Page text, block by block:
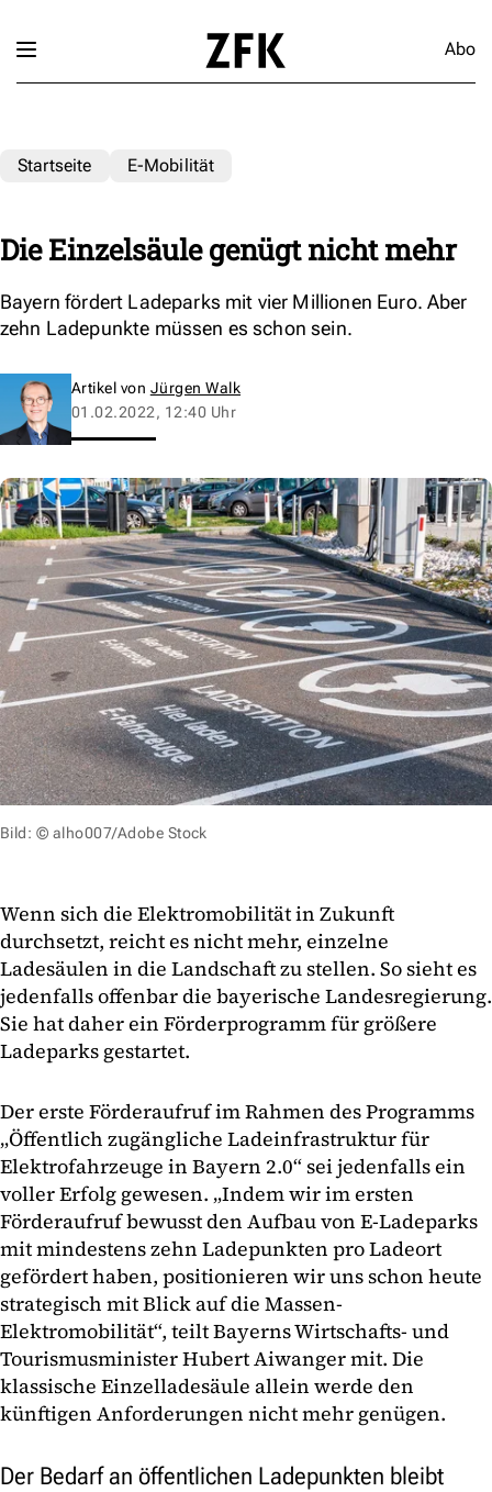
Abo
Startseite E-Mobilität
Die Einzelsäule genügt nicht mehr
Bayern fördert Ladeparks mit vier Millionen Euro. Aber
zehn Ladepunkte müssen es schon sein.
Artikel von Jürgen Walk
01.02.2022, 12:40 Uhr
Bild: © alho007/Adobe Stock
Wenn sich die Elektromobilität in Zukunft
durchsetzt, reicht es nicht mehr, einzelne
Ladesäulen in die Landschaft zu stellen. So sieht es
jedenfalls offenbar die bayerische Landesregierung.
Sie hat daher ein Förderprogramm für größere
Ladeparks gestartet.
Der erste Förderaufruf im Rahmen des Programms
„Öffentlich zugängliche Ladeinfrastruktur für
Elektrofahrzeuge in Bayern 2.0“ sei jedenfalls ein
voller Erfolg gewesen. „Indem wir im ersten
Förderaufruf bewusst den Aufbau von E-Ladeparks
mit mindestens zehn Ladepunkten pro Ladeort
gefördert haben, positionieren wir uns schon heute
strategisch mit Blick auf die Massen-
Elektromobilität“, teilt Bayerns Wirtschafts- und
Tourismusminister Hubert Aiwanger mit. Die
klassische Einzelladesäule allein werde den
künftigen Anforderungen nicht mehr genügen.
Der Bedarf an öffentlichen Ladepunkten bleibt